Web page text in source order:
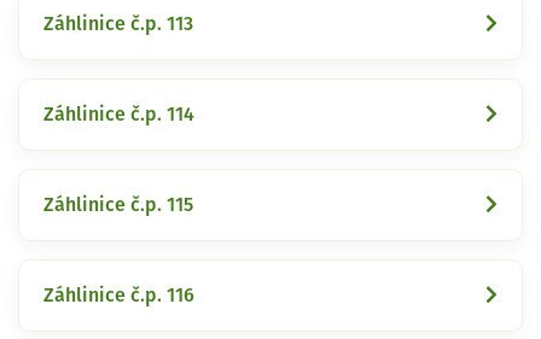
Záhlinice č.p. 113
Záhlinice č.p. 114
Záhlinice č.p. 115
Záhlinice č.p. 116